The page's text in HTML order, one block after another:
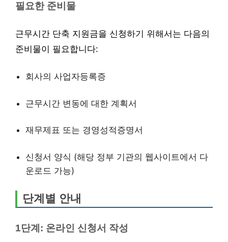
필요한 준비물
근무시간 단축 지원금을 신청하기 위해서는 다음의
준비물이 필요합니다:
회사의 사업자등록증
근무시간 변동에 대한 계획서
재무제표 또는 경영성적증명서
신청서 양식 (해당 정부 기관의 웹사이트에서 다
운로드 가능)
단계별 안내
1단계: 온라인 신청서 작성